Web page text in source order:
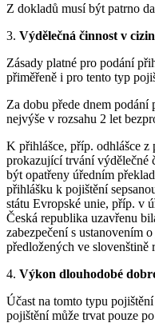
Z dokladů musí být patrno
3. Výdělečná činnost v
Zásady platné pro podání
přiměřeně i pro tento typ
Za dobu přede dnem podání
nejvýše v rozsahu 2 let
K přihlášce, příp. odhlášce
prokazující trvání výdělečné
být opatřeny úředním
přihlášku k pojištění
státu Evropské unie, příp. v
Česká republika uzavřenu
zabezpečení s ustanovením
předložených ve slovenštině
4. Výkon dlouhodobé
Účast na tomto typu
pojištění může trvat pouze